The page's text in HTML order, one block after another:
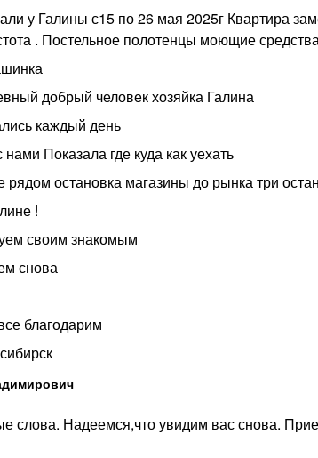
у Галины с15 по 26 мая 2025г Квартира
. Постельное полотенцы моющие
добрый человек хозяйка Галина
каждый день
Показала где куда как уехать
остановка магазины до рынка три
!
своим знакомым
снова
благодарим
слова. Надеемся,что увидим вас снова.